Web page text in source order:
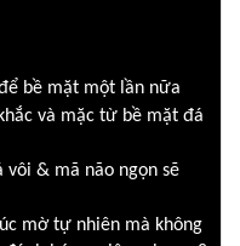
bề mặt một lần nữa
và mặc từ bề mặt đá
& mã não ngọn sẽ
mờ tự nhiên mà không